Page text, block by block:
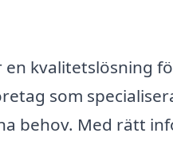
kvalitetslösning
som
behov. Med rätt